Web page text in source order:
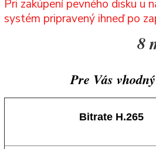
Pri zakúpení pevného disku u
systém pripravený ihneď po
8
Pre Vás
Bitrate H.265